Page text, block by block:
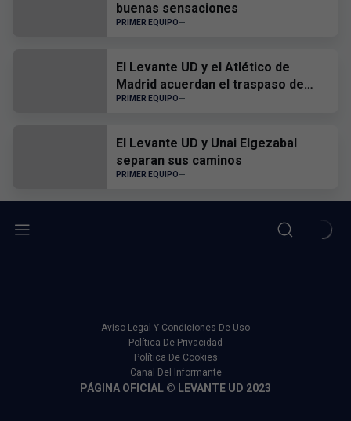
buenas sensaciones
PRIMER EQUIPO
El Levante UD y el Atlético de
Madrid acuerdan el traspaso de
Edgar Alcañiz
PRIMER EQUIPO
El Levante UD y Unai Elgezabal
separan sus caminos
PRIMER EQUIPO
Aviso Legal Y Condiciones De Uso
Política De Privacidad
Política De Cookies
Canal Del Informante
PÁGINA OFICIAL © LEVANTE UD 2023